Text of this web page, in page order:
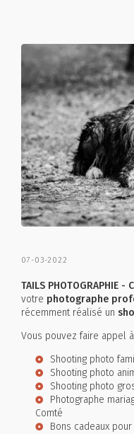
07-03-2022
TAILS PHOTOGRAPHIE -
votre photographe
récemment réalisé un
Vous pouvez faire appel
Shooting photo
Shooting photo
Shooting photo
Photographe
Comté
Bons cadeaux